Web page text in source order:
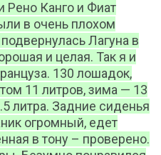
Рено Канго и Фиат
в очень плохом
Лагуна в
и целая. Так я и
130 лошадок,
11 литров, зима — 13
литра. Задние сиденья
огромный, едет
в тону – проверено.